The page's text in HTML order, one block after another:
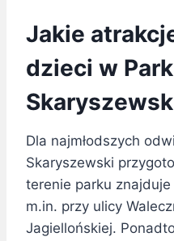
Jakie
dzieci w
Dla najmłodszych
Skaryszewski
terenie parku
m.in. przy ulicy
Jagiellońskiej.